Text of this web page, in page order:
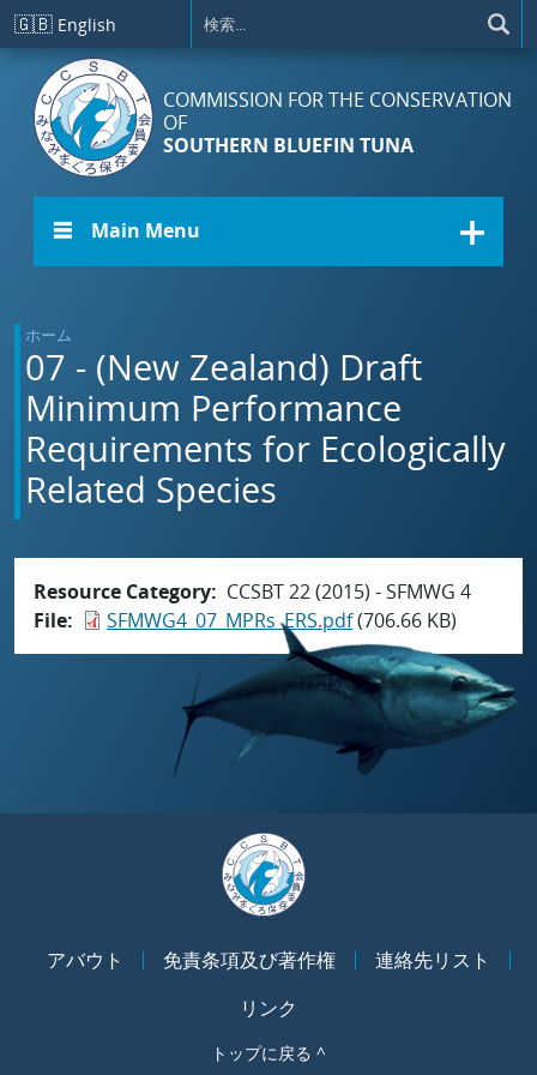
メインコンテンツに移動
🇬🇧 English
COMMISSION FOR THE CONSERVATION
OF
SOUTHERN BLUEFIN TUNA
☰ Main Menu
ホーム
07 - (New Zealand) Draft
Minimum Performance
Requirements for Ecologically
Related Species
Resource Category
CCSBT 22 (2015) - SFMWG 4
File
SFMWG4_07_MPRs_ERS.pdf(706.66 KB)
アバウト 免責条項及び著作権
連絡先リスト
リンク
トップに戻る ^